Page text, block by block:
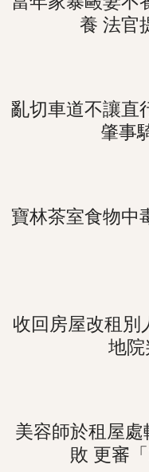
養 法官
亂切車道不讓直
肇事
寶林茶室食物中
收回房屋改租別
地
美容師於租屋
敗 更審